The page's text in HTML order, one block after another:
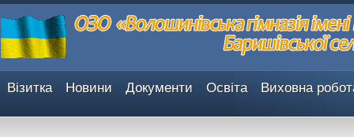
Візитка Новини Документи Освіта Виховна